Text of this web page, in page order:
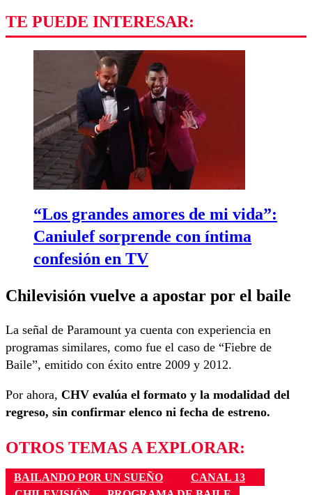
TE PUEDE INTERESAR:
“Los grandes amores de mi vida”:
Caniulef sorprende con íntima
confesión en TV
Chilevisión vuelve a apostar por el baile
La señal de Paramount ya cuenta con experiencia en
programas similares, como fue el caso de “Fiebre de
Baile”, emitido con éxito entre 2009 y 2012.
Por ahora, CHV evalúa el formato y la modalidad del
regreso, sin confirmar elenco ni fecha de estreno.
OTROS TEMAS A EXPLORAR:
BAILANDO POR UN SUEÑO
CANAL 13